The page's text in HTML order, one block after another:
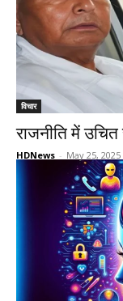
विचार
राजनीति में
HDNews - May 25, 2025